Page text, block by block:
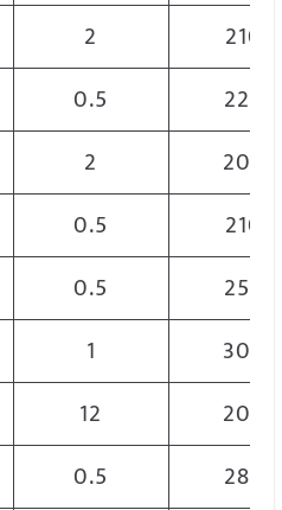
2
2100
0.5
2200
2
2000
0.5
2100
0.5
2500
1
3000
12
2000
0.5
2800